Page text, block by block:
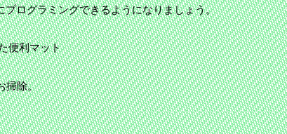
ログラミングできるようになりましょう。
便利マット
掃除。